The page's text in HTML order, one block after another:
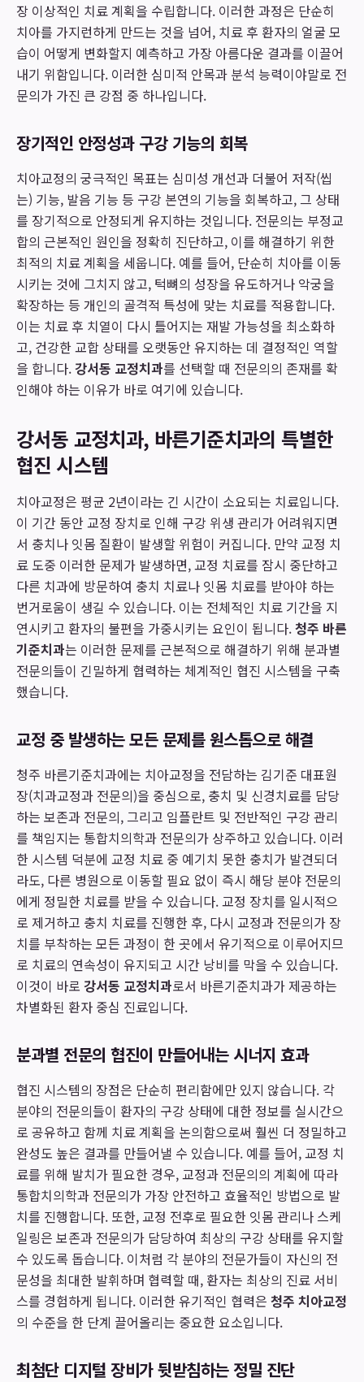
장 이상적인 치료 계획을 수립합니다. 이러한 과정은 단순히
치아를 가지런하게 만드는 것을 넘어, 치료 후 환자의 얼굴 모
습이 어떻게 변화할지 예측하고 가장 아름다운 결과를 이끌어
내기 위함입니다. 이러한 심미적 안목과 분석 능력이야말로 전
문의가 가진 큰 강점 중 하나입니다.
장기적인 안정성과 구강 기능의 회복
치아교정의 궁극적인 목표는 심미성 개선과 더불어 저작(씹
는) 기능, 발음 기능 등 구강 본연의 기능을 회복하고, 그 상태
를 장기적으로 안정되게 유지하는 것입니다. 전문의는 부정교
합의 근본적인 원인을 정확히 진단하고, 이를 해결하기 위한
최적의 치료 계획을 세웁니다. 예를 들어, 단순히 치아를 이동
시키는 것에 그치지 않고, 턱뼈의 성장을 유도하거나 악궁을
확장하는 등 개인의 골격적 특성에 맞는 치료를 적용합니다.
이는 치료 후 치열이 다시 틀어지는 재발 가능성을 최소화하
고, 건강한 교합 상태를 오랫동안 유지하는 데 결정적인 역할
을 합니다.강서동 교정치과를 선택할 때 전문의의 존재를 확
인해야 하는 이유가 바로 여기에 있습니다.
강서동 교정치과, 바른기준치과의 특별한
협진 시스템
치아교정은 평균 2년이라는 긴 시간이 소요되는 치료입니다.
이 기간 동안 교정 장치로 인해 구강 위생 관리가 어려워지면
서 충치나 잇몸 질환이 발생할 위험이 커집니다. 만약 교정 치
료 도중 이러한 문제가 발생하면, 교정 치료를 잠시 중단하고
다른 치과에 방문하여 충치 치료나 잇몸 치료를 받아야 하는
번거로움이 생길 수 있습니다. 이는 전체적인 치료 기간을 지
연시키고 환자의 불편을 가중시키는 요인이 됩니다.청주 바른
기준치과는 이러한 문제를 근본적으로 해결하기 위해 분과별
전문의들이 긴밀하게 협력하는 체계적인 협진 시스템을 구축
했습니다.
교정 중 발생하는 모든 문제를 원스톱으로 해결
청주 바른기준치과에는 치아교정을 전담하는 김기준 대표원
장(치과교정과 전문의)을 중심으로, 충치 및 신경치료를 담당
하는 보존과 전문의, 그리고 임플란트 및 전반적인 구강 관리
를 책임지는 통합치의학과 전문의가 상주하고 있습니다. 이러
한 시스템 덕분에 교정 치료 중 예기치 못한 충치가 발견되더
라도, 다른 병원으로 이동할 필요 없이 즉시 해당 분야 전문의
에게 정밀한 치료를 받을 수 있습니다. 교정 장치를 일시적으
로 제거하고 충치 치료를 진행한 후, 다시 교정과 전문의가 장
치를 부착하는 모든 과정이 한 곳에서 유기적으로 이루어지므
로 치료의 연속성이 유지되고 시간 낭비를 막을 수 있습니다.
이것이 바로 강서동 교정치과로서 바른기준치과가 제공하는
차별화된 환자 중심 진료입니다.
분과별 전문의 협진이 만들어내는 시너지 효과
협진 시스템의 장점은 단순히 편리함에만 있지 않습니다. 각
분야의 전문의들이 환자의 구강 상태에 대한 정보를 실시간으
로 공유하고 함께 치료 계획을 논의함으로써 훨씬 더 정밀하고
완성도 높은 결과를 만들어낼 수 있습니다. 예를 들어, 교정 치
료를 위해 발치가 필요한 경우, 교정과 전문의의 계획에 따라
통합치의학과 전문의가 가장 안전하고 효율적인 방법으로 발
치를 진행합니다. 또한, 교정 전후로 필요한 잇몸 관리나 스케
일링은 보존과 전문의가 담당하여 최상의 구강 상태를 유지할
수 있도록 돕습니다. 이처럼 각 분야의 전문가들이 자신의 전
문성을 최대한 발휘하며 협력할 때, 환자는 최상의 진료 서비
스를 경험하게 됩니다. 이러한 유기적인 협력은 청주 치아교정
의 수준을 한 단계 끌어올리는 중요한 요소입니다.
최첨단 디지털 장비가 뒷받침하는 정밀 진단